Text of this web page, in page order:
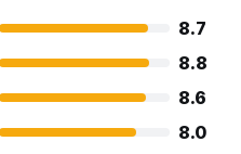
8.7
8.8
8.6
8.0